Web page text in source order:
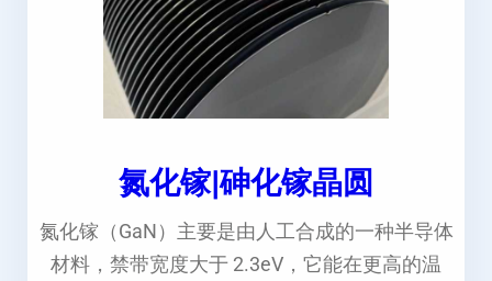
氮化镓|砷化镓晶圆
氮化镓（GaN）主要是由人工合成的一种半导体
材料，禁带宽度大于 2.3eV，它能在更高的温